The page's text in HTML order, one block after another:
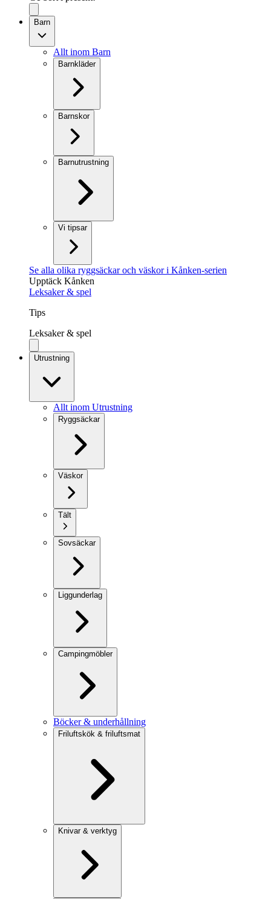
Barn
Allt inom Barn
Barnkläder
Barnskor
Barnutrustning
Vi tipsar
Se alla olika ryggsäckar och väskor i Kånken-serien
Upptäck Kånken
Leksaker & spel
Tips
Leksaker & spel
Utrustning
Allt inom Utrustning
Ryggsäckar
Väskor
Tält
Sovsäckar
Liggunderlag
Campingmöbler
Böcker & underhållning
Friluftskök & friluftsmat
Knivar & verktyg